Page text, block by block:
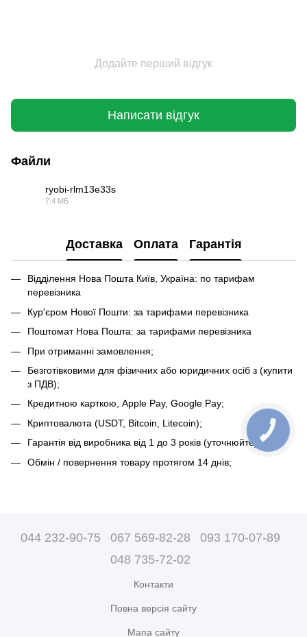
Додайте перший відгук
Написати відгук
Файли
ryobi-rlm13e33s
7.4 МБ
Доставка Оплата Гарантія
Відділення Нова Пошта Київ, Україна: по тарифам
перевізника
Кур'єром Нової Пошти: за тарифами перевізника
Поштомат Нова Пошта: за тарифами перевізника
При отриманні замовлення;
Безготівковими для фізичних або юридичних осіб з (купити
з ПДВ);
Кредитною карткою, Apple Pay, Google Pay;
Криптовалюта (USDT, Bitcoin, Litecoin);
Гарантія від виробника від 1 до 3 років (уточнюйте);
Обмін / повернення товару протягом 14 днів;
044 232-90-75 067 569-82-28
093 170-07-89
048 735-72-02
Контакти
Повна версія сайту
Мапа сайту